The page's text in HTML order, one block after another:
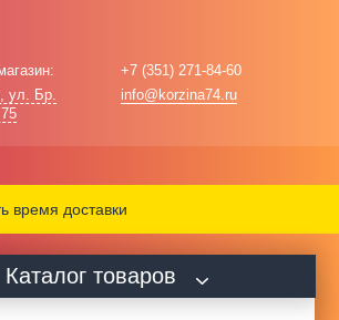
ул. Бр.
+7 (351) 271-84-60
info@korzina74.ru
время доставки
Каталог товаров